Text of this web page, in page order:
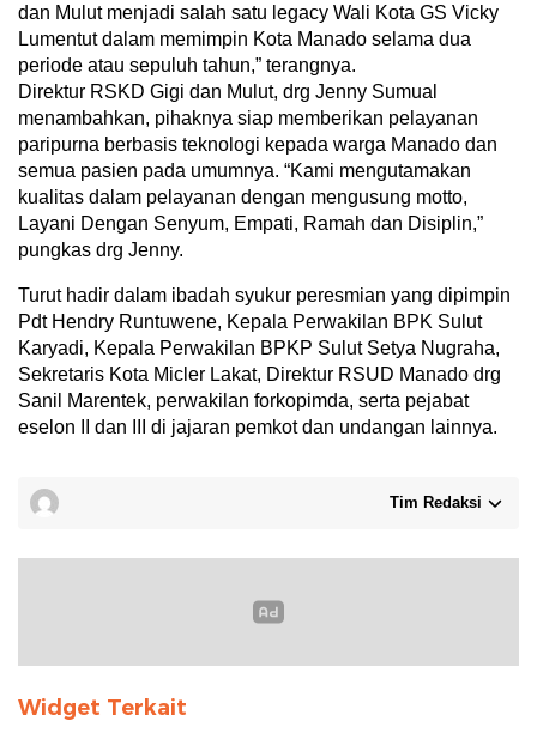
dan Mulut menjadi salah satu legacy Wali Kota GS Vicky
Lumentut dalam memimpin Kota Manado selama dua
periode atau sepuluh tahun,” terangnya.
Direktur RSKD Gigi dan Mulut, drg Jenny Sumual
menambahkan, pihaknya siap memberikan pelayanan
paripurna berbasis teknologi kepada warga Manado dan
semua pasien pada umumnya. “Kami mengutamakan
kualitas dalam pelayanan dengan mengusung motto,
Layani Dengan Senyum, Empati, Ramah dan Disiplin,”
pungkas drg Jenny.
Turut hadir dalam ibadah syukur peresmian yang dipimpin
Pdt Hendry Runtuwene, Kepala Perwakilan BPK Sulut
Karyadi, Kepala Perwakilan BPKP Sulut Setya Nugraha,
Sekretaris Kota Micler Lakat, Direktur RSUD Manado drg
Sanil Marentek, perwakilan forkopimda, serta pejabat
eselon II dan III di jajaran pemkot dan undangan lainnya.
Tim Redaksi
Widget Terkait